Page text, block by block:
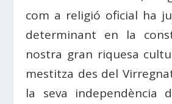
com a religió oficial ha
determinant en la
nostra gran riquesa
mestitza des del
la seva independència